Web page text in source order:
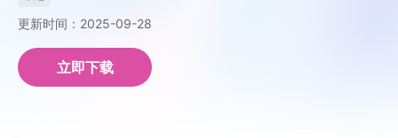
更新时间：2025-09-28
立即下载